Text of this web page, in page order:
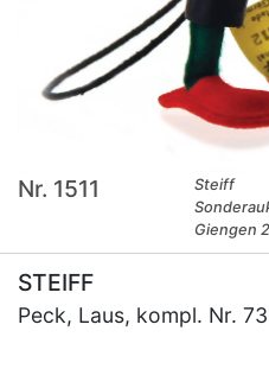
Nr. 1511
Steiff
Giengen
STEIFF
Peck, Laus, kompl. Nr.